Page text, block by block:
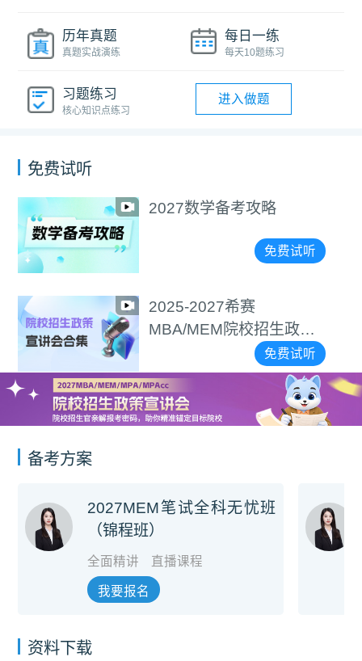
历年真题
真题实战演练
每日一练
每天10题练习
习题练习
核心知识点练习
进入做题
免费试听
2027数学备考攻略
免费试听
2025-2027希赛
MBA/MEM院校招生政策
免费试听
备考方案
2027MEM笔试全科无忧班
（锦程班）
全面精讲 直播课程
我要报名
资料下载